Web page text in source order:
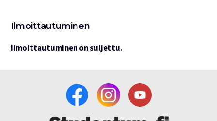
Ilmoittautuminen
Ilmoittautuminen on suljettu.